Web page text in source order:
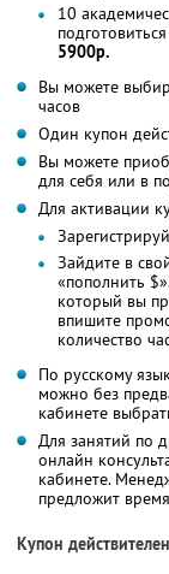
10
5900р.
Вы можете
часов
Один купон
Вы можете
для себя или в
Для активации
Зайдите в
«пополнить
который вы
впишите
количество
По русскому
можно без
кабинете
Для занятий по
онлайн
кабинете.
предложит
Купон